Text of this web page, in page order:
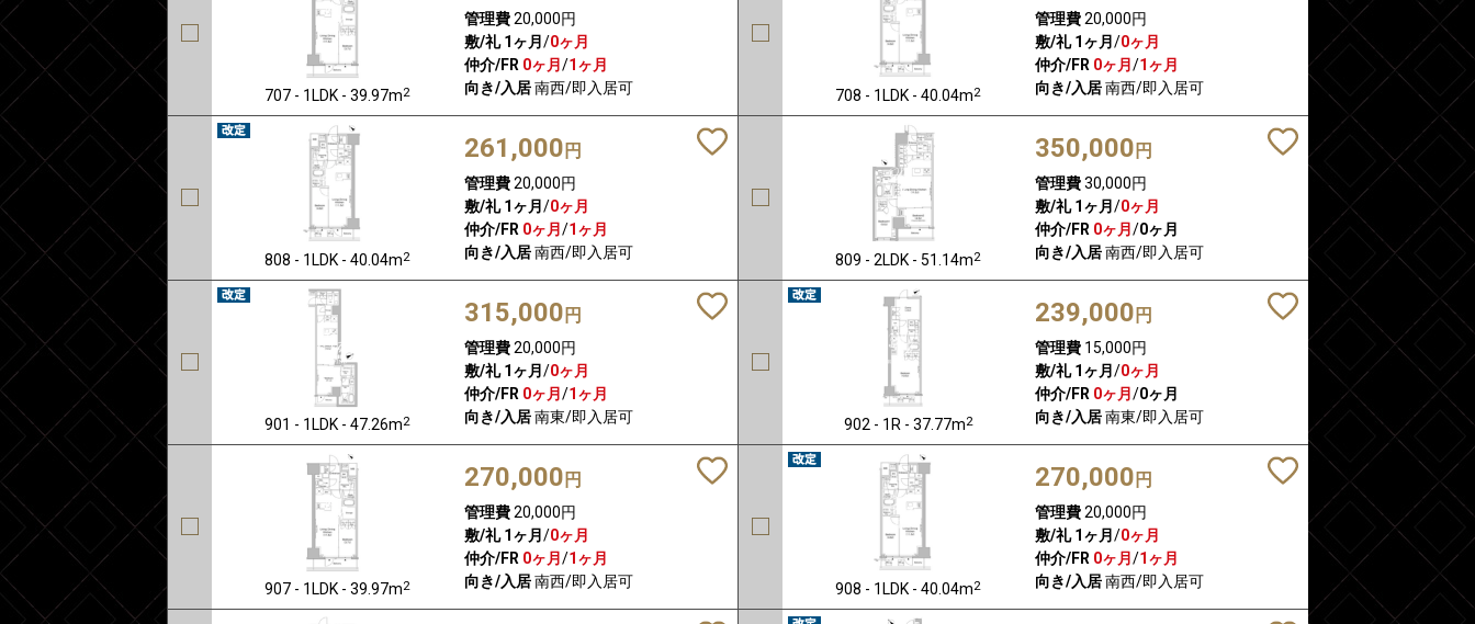
707 - 1LDK - 39.97m2
管理費20,000円
敷/礼 1ヶ月/0ヶ月
仲介/FR 0ヶ月/1ヶ月
向き/入居南西/即入居可 708 - 1LDK - 40.04m2
管理費20,000円
敷/礼 1ヶ月/0ヶ月
仲介/FR 0ヶ月/1ヶ月
向き/入居南西/即入居可
808 - 1LDK - 40.04m2
261,000 円
管理費20,000円
敷/礼 1ヶ月/0ヶ月
仲介/FR 0ヶ月/1ヶ月
向き/入居南西/即入居可 809 - 2LDK - 51.14m2
350,000 円
管理費30,000円
敷/礼 1ヶ月/0ヶ月
仲介/FR 0ヶ月/0ヶ月
向き/入居南西/即入居可
901 - 1LDK - 47.26m2
315,000 円
管理費20,000円
敷/礼 1ヶ月/0ヶ月
仲介/FR 0ヶ月/1ヶ月
向き/入居南東/即入居可 902 - 1R - 37.77m2
239,000 円
管理費15,000円
敷/礼 1ヶ月/0ヶ月
仲介/FR 0ヶ月/0ヶ月
向き/入居南東/即入居可
907 - 1LDK - 39.97m2
270,000 円
管理費20,000円
敷/礼 1ヶ月/0ヶ月
仲介/FR 0ヶ月/1ヶ月
向き/入居南西/即入居可 908 - 1LDK - 40.04m2
270,000 円
管理費20,000円
敷/礼 1ヶ月/0ヶ月
仲介/FR 0ヶ月/1ヶ月
向き/入居南西/即入居可